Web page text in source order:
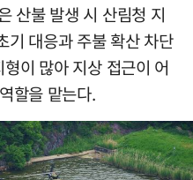
산불 발생 시 산림청 지
기 대응과 주불 확산 차단
이 많아 지상 접근이 어
할을 맡는다.